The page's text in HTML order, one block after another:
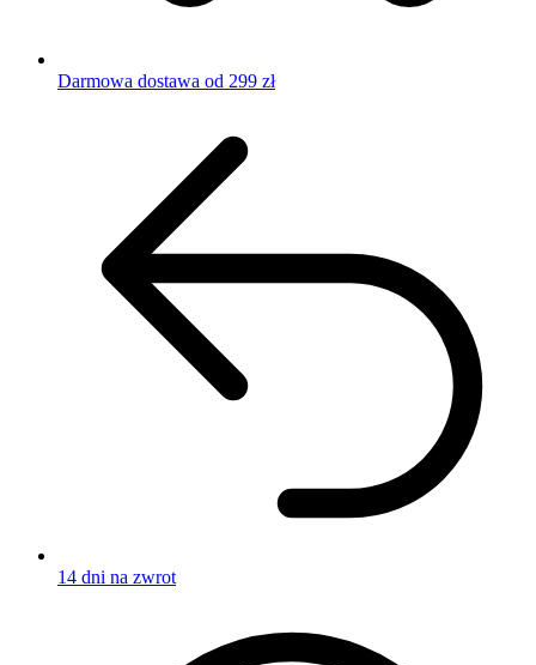
Darmowa dostawa od 299 zł
14 dni na zwrot